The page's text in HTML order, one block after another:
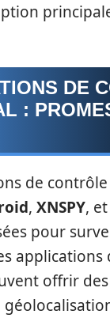
DE
:
de
, XNSPY, et
pour
applications
offrir